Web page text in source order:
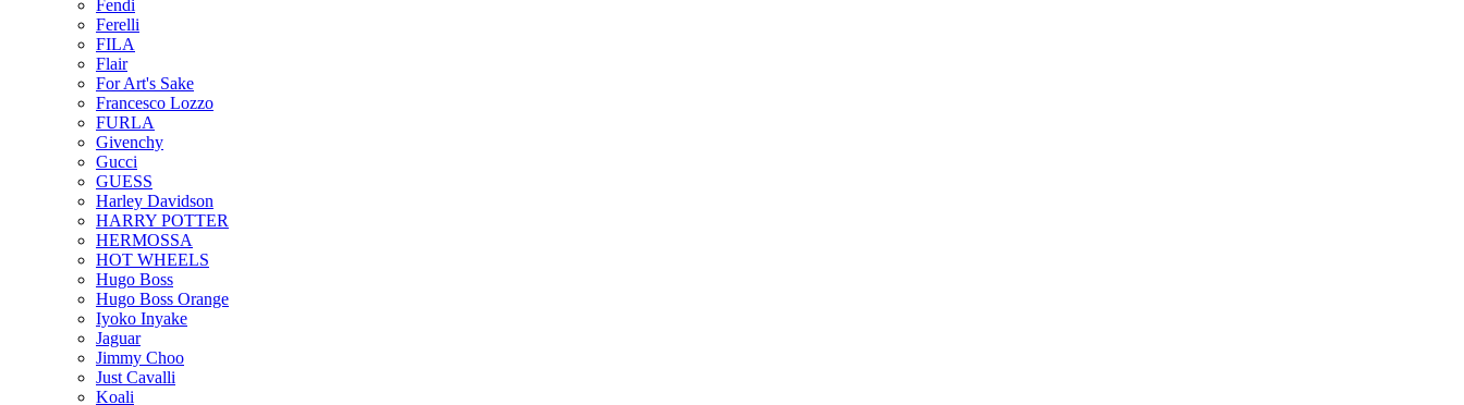
Fendi
Ferelli
FILA
Flair
For Art's Sake
Francesco Lozzo
FURLA
Givenchy
Gucci
GUESS
Harley Davidson
HARRY POTTER
HERMOSSA
HOT WHEELS
Hugo Boss
Hugo Boss Orange
Iyoko Inyake
Jaguar
Jimmy Choo
Just Cavalli
Koali